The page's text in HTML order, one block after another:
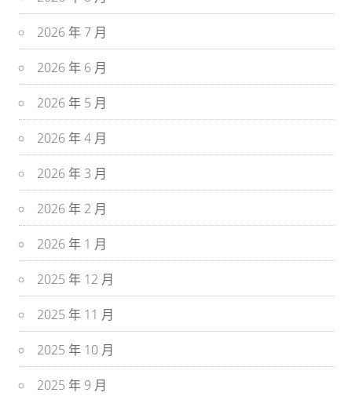
2026 年 7 月
2026 年 6 月
2026 年 5 月
2026 年 4 月
2026 年 3 月
2026 年 2 月
2026 年 1 月
2025 年 12 月
2025 年 11 月
2025 年 10 月
2025 年 9 月